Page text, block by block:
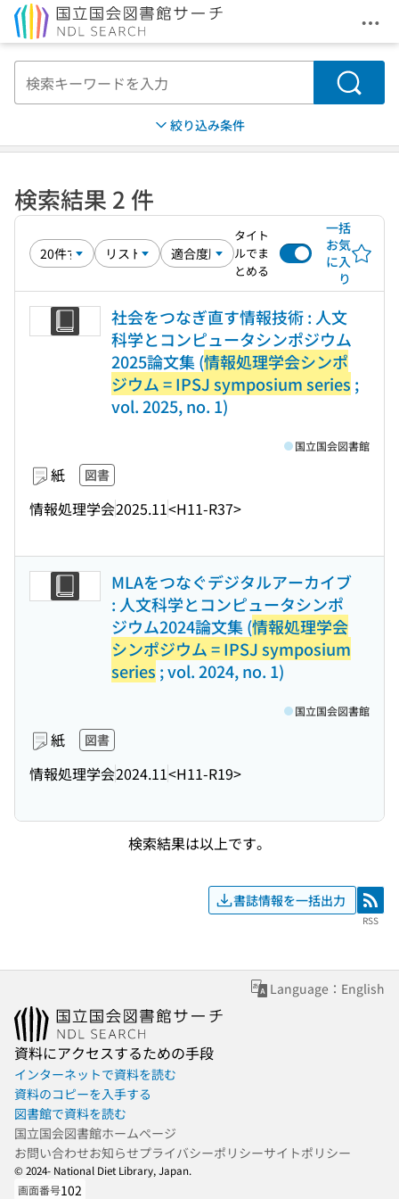
メ
検索
絞り込み条件
検索結果 2 件
タイト
ルでま
とめる
一括
お気
に入
り
社会をつなぎ直す情報技術 : 人文
科学とコンピュータシンポジウム
2025論文集 (情報処理学会シンポ
ジウム = IPSJ symposium series ;
vol. 2025, no. 1)
紙 図書
情報処理学会2025.11<H11-R37>
国立国会図書館
MLAをつなぐデジタルアーカイブ
: 人文科学とコンピュータシンポ
ジウム2024論文集 (情報処理学会
シンポジウム = IPSJ symposium
series ; vol. 2024, no. 1)
紙 図書
情報処理学会2024.11<H11-R19>
国立国会図書館
検索結果は以上です。
書誌情報を一括出力 RSS
RSS
Language：English
資料にアクセスするための手段
インターネットで資料を読む
資料のコピーを入手する
図書館で資料を読む
国立国会図書館ホームページ
お問い合わせお知らせプライバシーポリシーサイトポリシー
© 2024- National Diet Library, Japan.
画面番号102